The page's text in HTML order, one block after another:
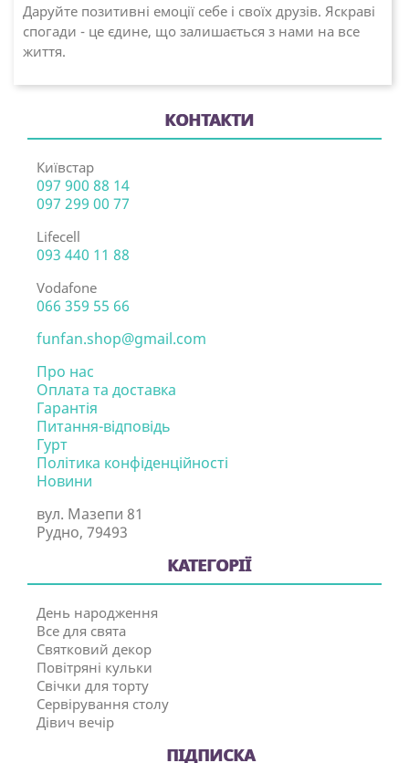
Даруйте позитивні емоції себе і своїх друзів. Яскраві
спогади - це єдине, що залишається з нами на все
життя.
КОНТАКТИ
Київстар
097 900 88 14
097 299 00 77
Lifecell
093 440 11 88
Vodafone
066 359 55 66
funfan.shop@gmail.com
Про нас
Оплата та доставка
Гарантія
Питання-відповідь
Гурт
Політика конфіденційності
Новини
вул. Мазепи 81
Рудно, 79493
КАТЕГОРІЇ
День народження
Все для свята
Святковий декор
Повітряні кульки
Свічки для торту
Сервірування столу
Дівич вечір
ПІДПИСКА